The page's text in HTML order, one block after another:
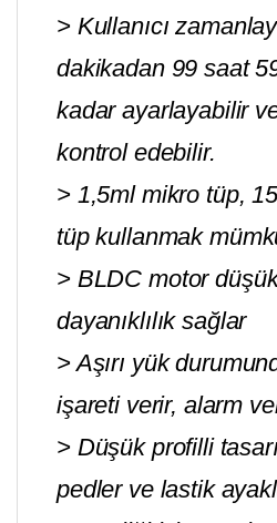
> Kullanıcı
dakikadan 99 saat
kadar ayarlayabilir
kontrol edebilir.
> 1,5ml mikro tüp,
tüp kullanmak
> BLDC motor
dayanıklılık sağlar
> Aşırı yük
işareti verir, alarm
> Düşük profilli
pedler ve lastik